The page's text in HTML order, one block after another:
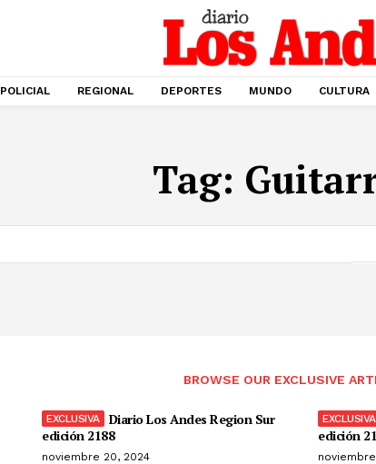
POLICIAL REGIONAL DEPORTES MUNDO CULTURA
Tag:
BROWSE OUR EXCLUSIVE
Diario Los Andes Region Sur
edición 2188
noviembre 20, 2024
edición